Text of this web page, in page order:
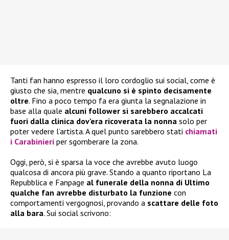
Tanti fan hanno espresso il loro cordoglio sui social, come è
giusto che sia, mentre qualcuno si è spinto decisamente
oltre. Fino a poco tempo fa era giunta la segnalazione in
base alla quale alcuni follower si sarebbero accalcati
fuori dalla clinica dov’era ricoverata la nonna solo per
poter vedere l’artista. A quel punto sarebbero stati chiamati
i Carabinieri per sgomberare la zona.
Oggi, però, si è sparsa la voce che avrebbe avuto luogo
qualcosa di ancora più grave. Stando a quanto riportano La
Repubblica e Fanpage al funerale della nonna di Ultimo
qualche fan avrebbe disturbato la funzione con
comportamenti vergognosi, provando a scattare delle foto
alla bara. Sui social scrivono: